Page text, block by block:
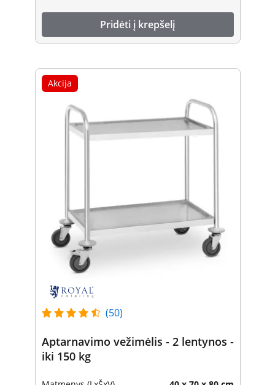
Pridėti į krepšelį
Akcija
(50)
Aptarnavimo vežimėlis - 2 lentynos -
iki 150 kg